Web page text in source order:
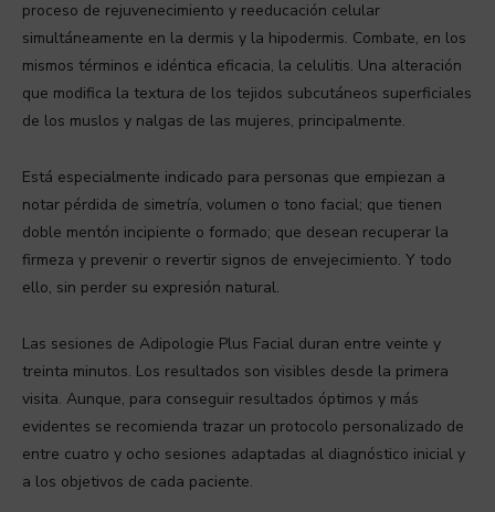
proceso de rejuvenecimiento y reeducación celular
simultáneamente en la dermis y la hipodermis. Combate, en los
mismos términos e idéntica eficacia, la celulitis. Una alteración
que modifica la textura de los tejidos subcutáneos superficiales
de los muslos y nalgas de las mujeres, principalmente.
Está especialmente indicado para personas que empiezan a
notar pérdida de simetría, volumen o tono facial; que tienen
doble mentón incipiente o formado; que desean recuperar la
firmeza y prevenir o revertir signos de envejecimiento. Y todo
ello, sin perder su expresión natural.
Las sesiones de Adipologie Plus Facial duran entre veinte y
treinta minutos. Los resultados son visibles desde la primera
visita. Aunque, para conseguir resultados óptimos y más
evidentes se recomienda trazar un protocolo personalizado de
entre cuatro y ocho sesiones adaptadas al diagnóstico inicial y
a los objetivos de cada paciente.